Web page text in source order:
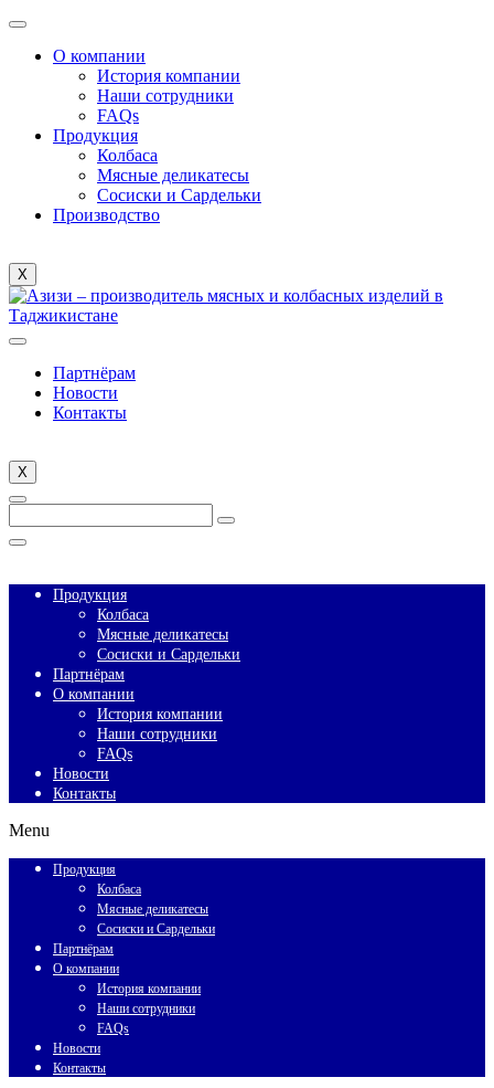
О компании
История компании
Наши сотрудники
FAQs
Продукция
Колбаса
Мясные деликатесы
Сосиски и Сардельки
Производство
X
Партнёрам
Новости
Контакты
X
Enter
Keyword
for:
Search
Close
Продукция
Колбаса
Мясные деликатесы
Сосиски и Сардельки
Партнёрам
О компании
История компании
Наши сотрудники
FAQs
Новости
Контакты
Menu
Продукция
Колбаса
Мясные деликатесы
Сосиски и Сардельки
Партнёрам
О компании
История компании
Наши сотрудники
FAQs
Новости
Контакты